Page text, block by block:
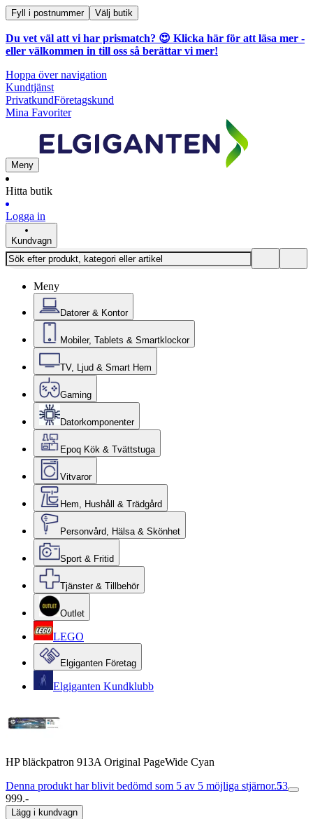
Fyll i postnummer Välj butik
Du vet väl att vi har prismatch? 😍 Klicka här för att läsa mer -
eller välkommen in till oss så berättar vi mer!
Hoppa över navigation
Kundtjänst
PrivatkundFöretagskund
Mina Favoriter
Meny
Hitta butik
Logga in
Kundvagn
Meny
Datorer & Kontor
Mobiler, Tablets & Smartklockor
TV, Ljud & Smart Hem
Gaming
Datorkomponenter
Epoq Kök & Tvättstuga
Vitvaror
Hem, Hushåll & Trädgård
Personvård, Hälsa & Skönhet
Sport & Fritid
Tjänster & Tillbehör
Outlet
LEGO
Elgiganten Företag
Elgiganten Kundklubb
HP bläckpatron 913A Original PageWide Cyan
Denna produkt har blivit bedömd som 5 av 5 möjliga stjärnor.53
999.-
Lägg i kundvagn